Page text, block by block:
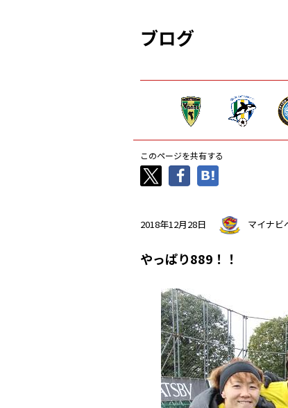
ブログ
このページを共有する
2018年12月28日 マイナビ
やっぱり889！！